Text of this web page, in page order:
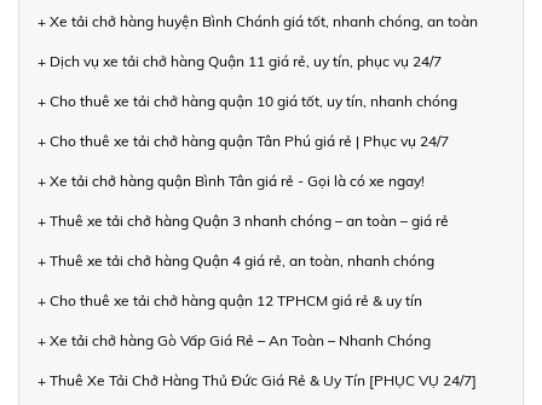
+ Xe tải chở hàng huyện Bình Chánh giá tốt, nhanh chóng, an toàn
+ Dịch vụ xe tải chở hàng Quận 11 giá rẻ, uy tín, phục vụ 24/7
+ Cho thuê xe tải chở hàng quận 10 giá tốt, uy tín, nhanh chóng
+ Cho thuê xe tải chở hàng quận Tân Phú giá rẻ | Phục vụ 24/7
+ Xe tải chở hàng quận Bình Tân giá rẻ - Gọi là có xe ngay!
+ Thuê xe tải chở hàng Quận 3 nhanh chóng – an toàn – giá rẻ
+ Thuê xe tải chở hàng Quận 4 giá rẻ, an toàn, nhanh chóng
+ Cho thuê xe tải chở hàng quận 12 TPHCM giá rẻ & uy tín
+ Xe tải chở hàng Gò Vấp Giá Rẻ – An Toàn – Nhanh Chóng
+ Thuê Xe Tải Chở Hàng Thủ Đức Giá Rẻ & Uy Tín [PHỤC VỤ 24/7]